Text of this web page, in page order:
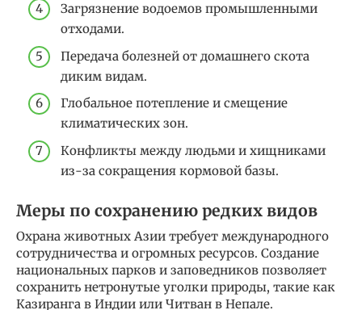
Загрязнение водоемов промышленными
отходами.
Передача болезней от домашнего скота
диким видам.
Глобальное потепление и смещение
климатических зон.
Конфликты между людьми и хищниками
из-за сокращения кормовой базы.
Меры по сохранению редких видов
Охрана животных Азии требует международного
сотрудничества и огромных ресурсов. Создание
национальных парков и заповедников позволяет
сохранить нетронутые уголки природы, такие как
Казиранга в Индии или Читван в Непале.